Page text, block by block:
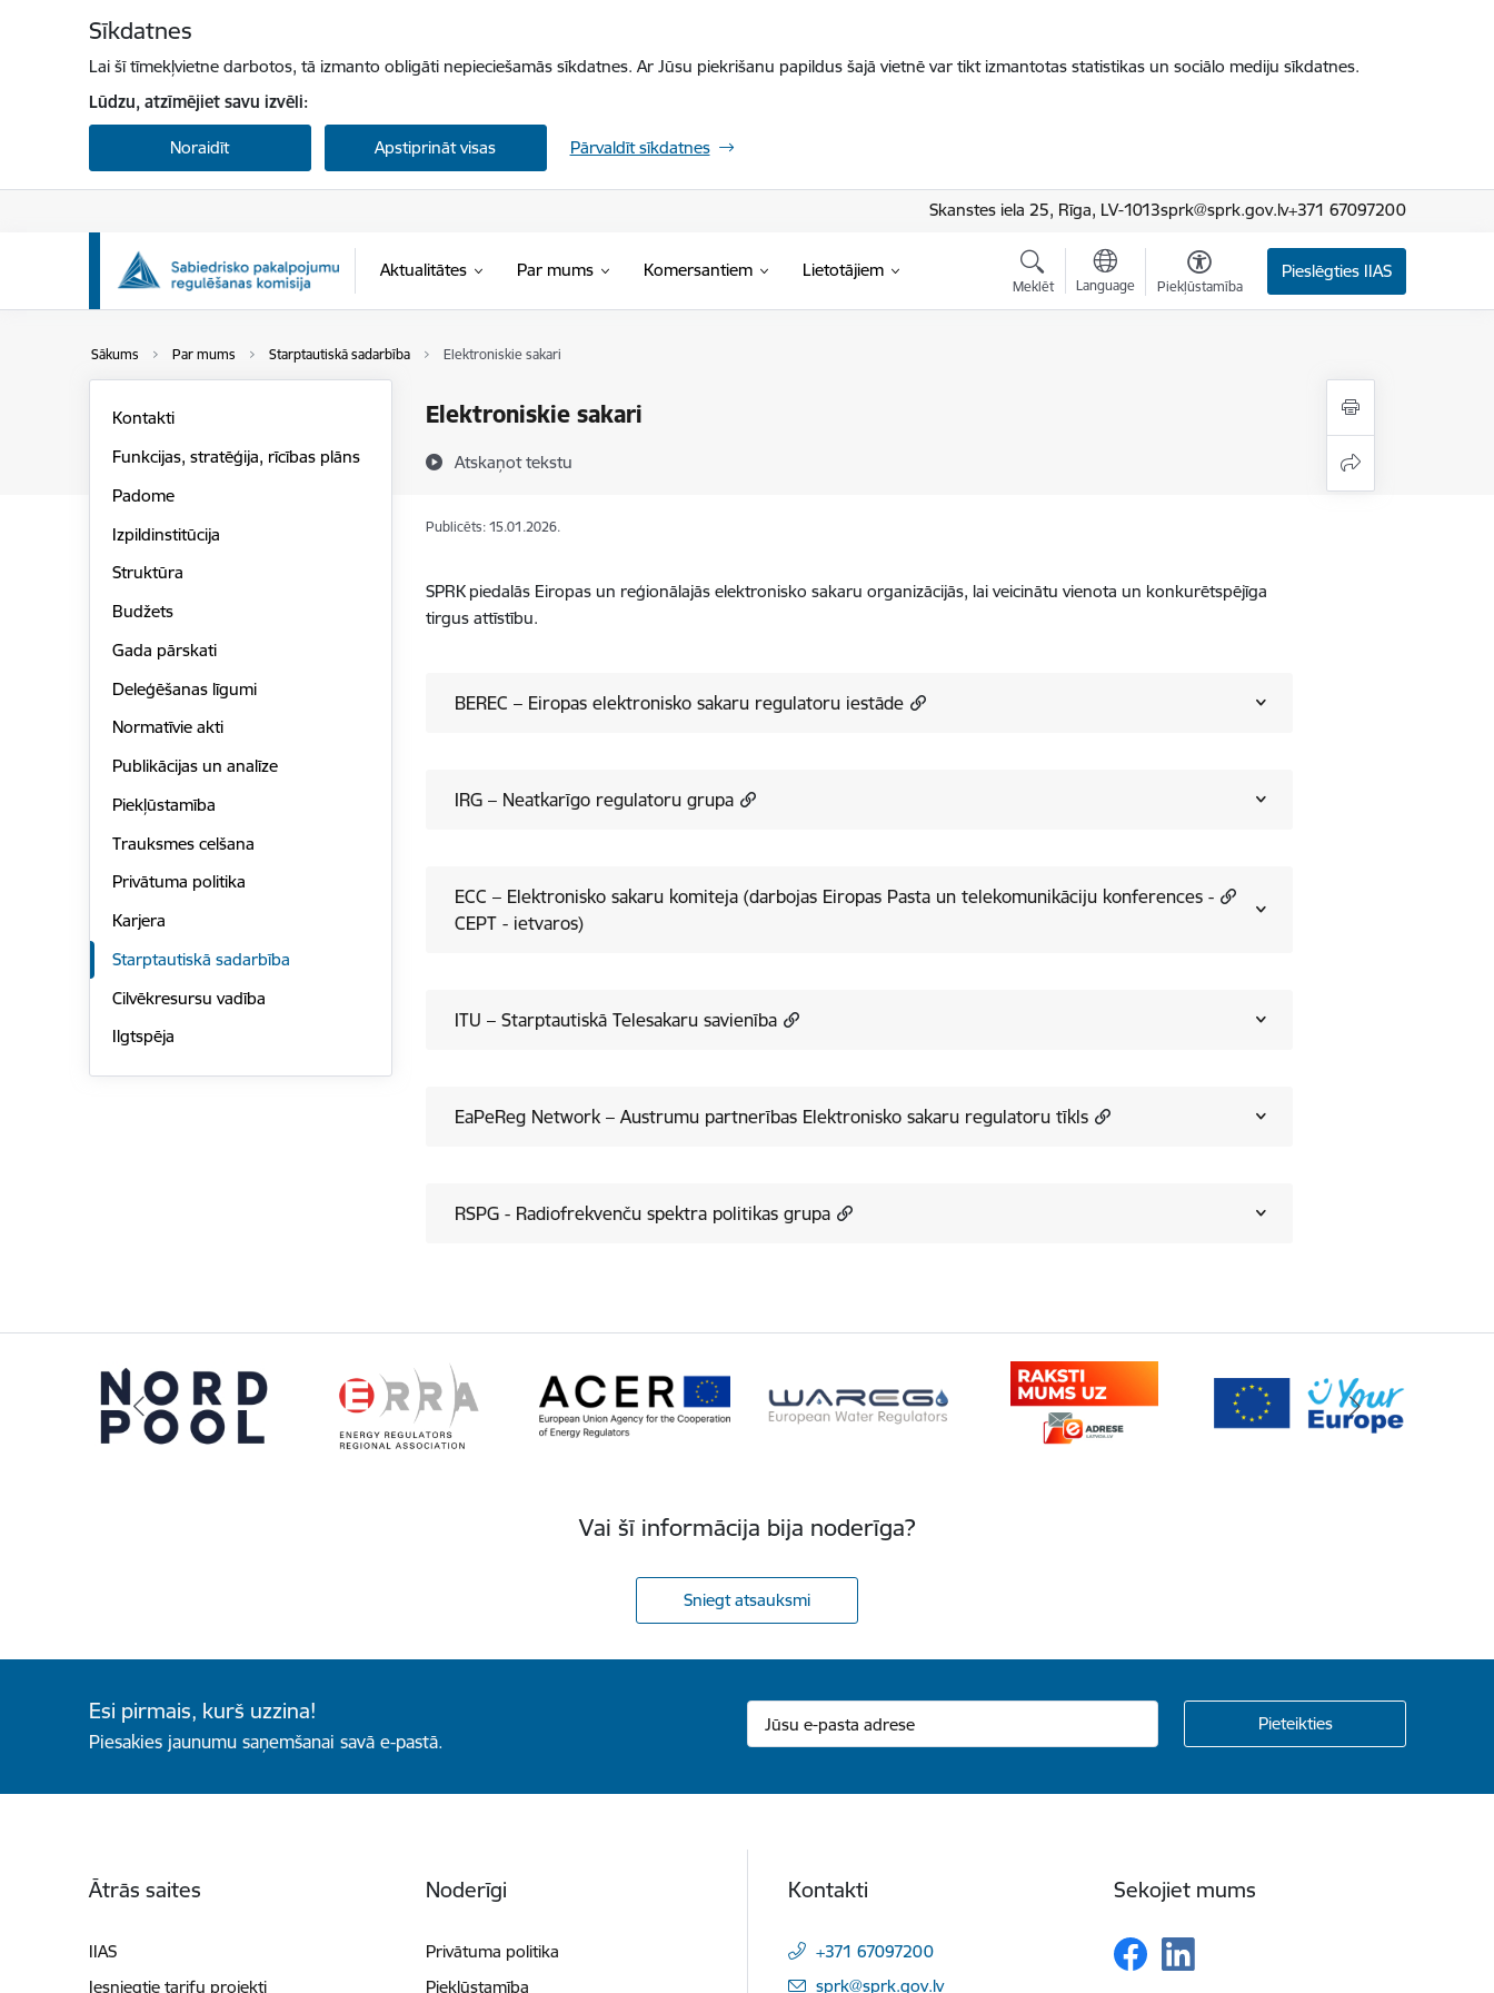
Sīkdatnes
Lai šī tīmekļvietne darbotos, tā izmanto obligāti nepieciešamās sīkdatnes. Ar Jūsu piekrišanu papildus šajā vietnē var tikt izmantotas statistikas un sociālo mediju sīkdatnes.
Lūdzu, atzīmējiet savu izvēli:
Noraidīt Apstiprināt visas Pārvaldīt sīkdatnes
Skanstes iela 25, Rīga, LV-1013sprk@sprk.gov.lv+371 67097200
Aktualitātes Par mums Komersantiem Lietotājiem
Meklēt Language Piekļūstamība
Pieslēgties IIAS
Sākums Par mums Starptautiskā sadarbība Elektroniskie sakari
Elektroniskie sakari
Atskaņot tekstu
Kontakti
Funkcijas, stratēģija, rīcības plāns
Padome
Izpildinstitūcija
Struktūra
Budžets
Gada pārskati
Deleģēšanas līgumi
Normatīvie akti
Publikācijas un analīze
Piekļūstamība
Trauksmes celšana
Privātuma politika
Karjera
Starptautiskā sadarbība
Cilvēkresursu vadība
Ilgtspēja
Publicēts: 15.01.2026.
SPRK piedalās Eiropas un reģionālajās elektronisko sakaru organizācijās, lai veicinātu vienota un konkurētspējīga
tirgus attīstību.
BEREC – Eiropas elektronisko sakaru regulatoru iestāde
IRG – Neatkarīgo regulatoru grupa
ECC – Elektronisko sakaru komiteja (darbojas Eiropas Pasta un telekomunikāciju konferences -
CEPT - ietvaros)
ITU – Starptautiskā Telesakaru savienība
EaPeReg Network – Austrumu partnerības Elektronisko sakaru regulatoru tīkls
RSPG - Radiofrekvenču spektra politikas grupa
Vai šī informācija bija noderīga?
Sniegt atsauksmi
Esi pirmais, kurš uzzina!
Piesakies jaunumu saņemšanai savā e-pastā.
Ātrās saites
IIAS
Iesniegtie tarifu projekti
Noderīgi
Privātuma politika
Piekļūstamība
Kontakti
+371 67097200
E-pasts:
sprk@sprk.gov.lv
Sekojiet mums